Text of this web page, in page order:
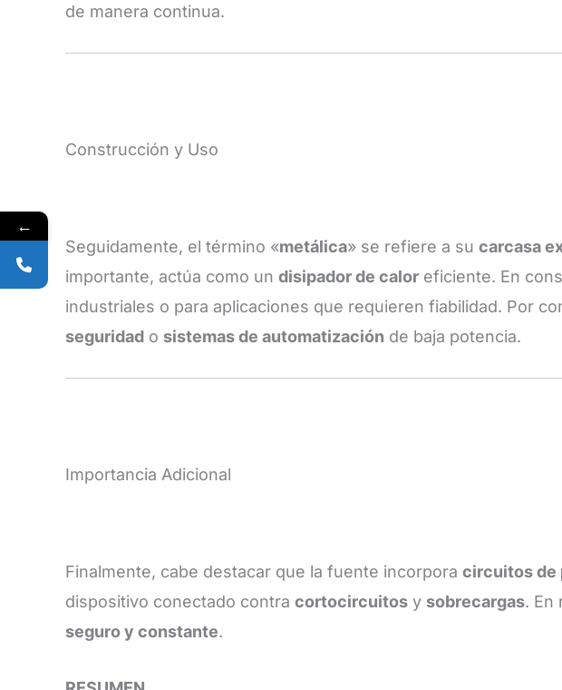
de manera continua.
Construcción y Uso
Seguidamente, el término «metálica» se refiere a su carcasa
importante, actúa como un disipador de calor eficiente. En
industriales o para aplicaciones que requieren fiabilidad. Por
seguridad o sistemas de automatización de baja potencia.
Importancia Adicional
Finalmente, cabe destacar que la fuente incorpora circuitos de
dispositivo conectado contra cortocircuitos y sobrecargas. En
seguro y constante.
←